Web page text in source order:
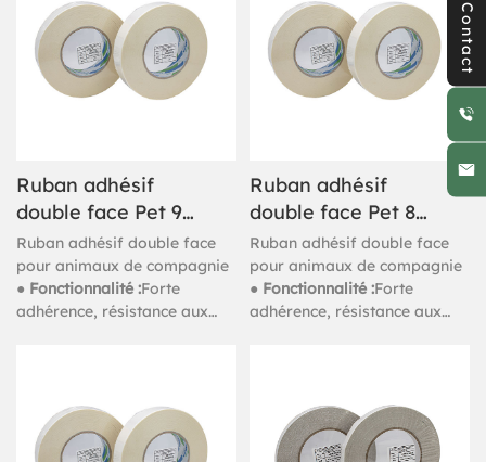
Ruban adhésif
double face Pet 90
microns à base de
solvant
Ruban adhésif double face
pour animaux de compagnie
● Fonctionnalité :Forte
adhérence, résistance aux
Ruban adhésif
double face Pet 80
microns à base de
solvant
Ruban adhésif double face
pour animaux de compagnie
● Fonctionnalité :Forte
adhérence, résistance aux
Contact